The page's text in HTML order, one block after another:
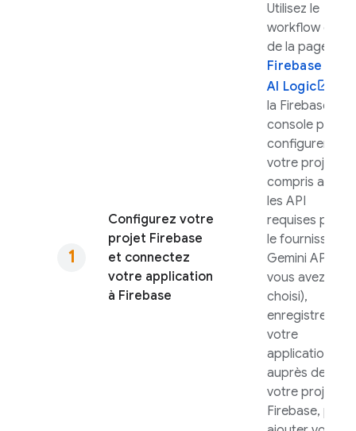
Configurez votre
projet Firebase
et connectez
votre application
à Firebase
Utilisez le
workflow guidé
de la page
Firebase
AI Logic
la Firebase
console pour
configurer
votre projet (y
compris activer
les API
requises pour
le fournisseur
Gemini API
vous avez
choisi),
enregistrer
votre
application
auprès de
votre projet
Firebase, puis